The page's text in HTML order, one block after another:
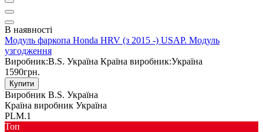
В наявності
Модуль фаркопа Honda HRV (з 2015 -) USAP. Модуль
узгодження
Виробник:B.S. Україна Країна виробник:Україна
1590грн.
Купити
Виробник B.S. Україна
Країна виробник Україна
PLM.1
Toп